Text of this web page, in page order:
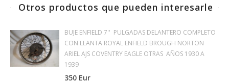
Otros productos que pueden interesarle
BUJE ENFIELD 7'' PULGADAS DELANTERO COMPLETO
CON LLANTA ROYAL ENFIELD BROUGH NORTON
ARIEL AJS COVENTRY EAGLE OTRAS AÑOS 1930 A
1939
350 Eur